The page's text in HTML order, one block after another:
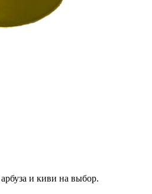
и киви на выбор.